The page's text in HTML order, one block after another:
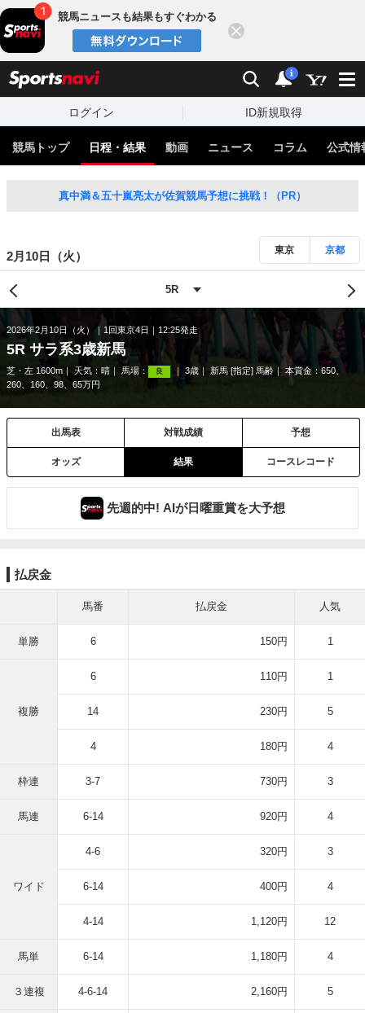
競馬ニュースも結果もすぐわかる
検索 通知
i
ログイン ID新規取得
競馬トップ 日程・結果 動画 ニュース コラム 公式情
真中満＆五十嵐亮太が佐賀競馬予想に挑戦！（PR）
2月10日（火） 東京 京都
2026年2月10日（火） 1回東京4日 12:25発走
5R サラ系3歳新馬
芝・左 1600m 天気： 晴 馬場： 良 3歳 新馬 [指定] 馬齢
本賞金：650、
260、160、98、65万円
出馬表 対戦成績 予想
オッズ 結果 コースレコード
先週的中! AIが日曜重賞を大予想
払戻金
馬番 払戻金 人気
単勝 6 150円 1
複勝
6 110円 1
14 230円 5
4 180円 4
枠連 3-7 730円 3
馬連 6-14 920円 4
ワイド
4-6 320円 3
6-14 400円 4
4-14 1,120円 12
馬単 6-14 1,180円 4
３連複 4-6-14 2,160円 5